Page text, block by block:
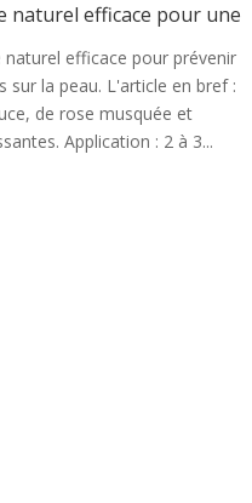
naturel efficace pour une
efficace pour prévenir
sur la peau. L'article en bref :
de rose musquée et
Application : 2 à 3...